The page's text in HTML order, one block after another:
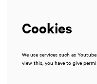
Cookies
We use services such as
view this, you have to give